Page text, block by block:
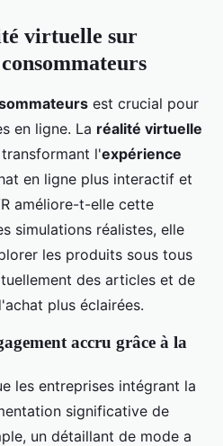
virtuelle sur
est crucial pour
en ligne. La réalité virtuelle
l'expérience
en ligne plus interactif et
améliore-t-elle cette
simulations réalistes, elle
les produits sous tous
des articles et de
plus éclairées.
accru grâce à la
les entreprises intégrant la
significative de
un détaillant de mode a